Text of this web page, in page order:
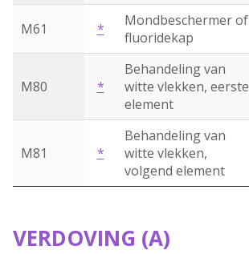
M61 *
Mondbeschermer of
fluoridekap
M80 *
Behandeling van
witte vlekken, eerste
element
M81 *
Behandeling van
witte vlekken,
volgend element
VERDOVING (A)